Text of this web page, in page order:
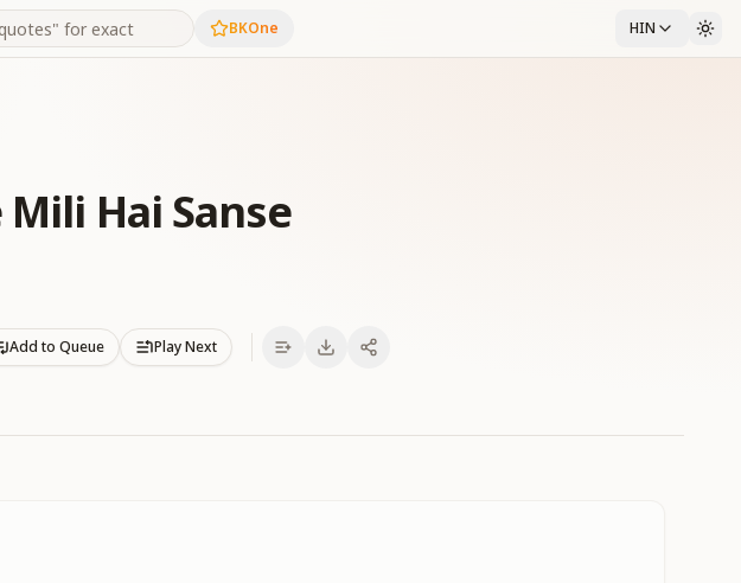
BKOne HIN
Mili Hai Sanse
Add to Queue Play Next